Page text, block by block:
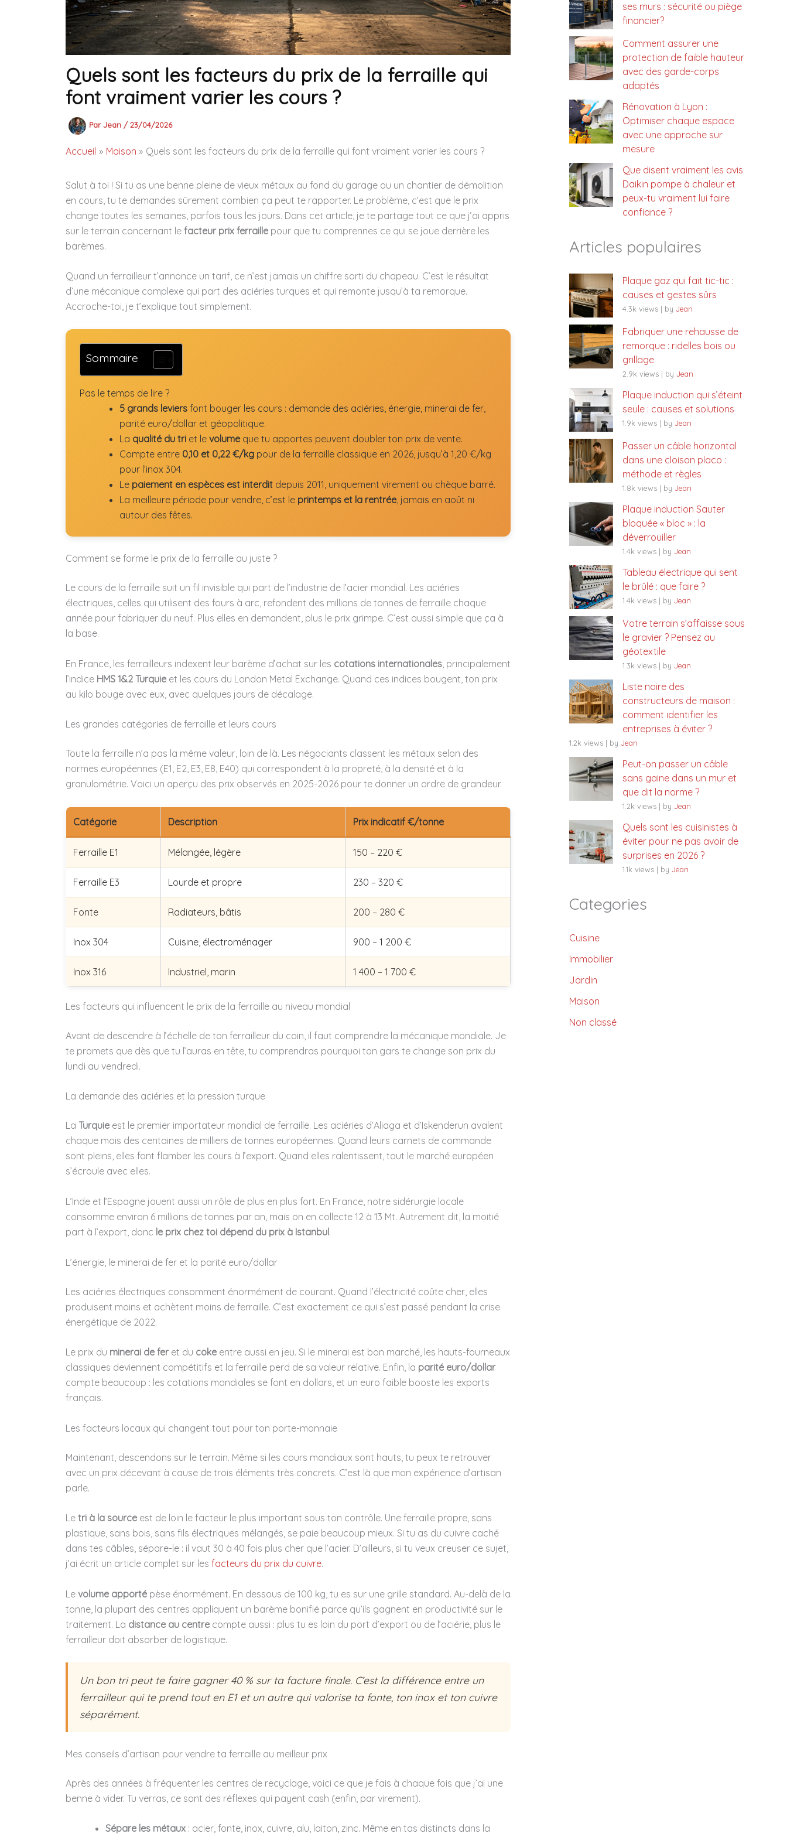
Quels sont les facteurs du prix de la ferraille qui
font vraiment varier les cours ?
ParJean / 23/04/2026
Accueil Maison Quels sont les facteurs du prix de la ferraille qui font vraiment varier les cours ?
Salut à toi ! Si tu as une benne pleine de vieux métaux au fond du garage ou un chantier de démolition
en cours, tu te demandes sûrement combien ça peut te rapporter. Le problème, c’est que le prix
change toutes les semaines, parfois tous les jours. Dans cet article, je te partage tout ce que j’ai appris
sur le terrain concernant le facteur prix ferraille pour que tu comprennes ce qui se joue derrière les
barèmes.
Quand un ferrailleur t’annonce un tarif, ce n’est jamais un chiffre sorti du chapeau. C’est le résultat
d’une mécanique complexe qui part des aciéries turques et qui remonte jusqu’à ta remorque.
Accroche-toi, je t’explique tout simplement.
Sommaire
Pas le temps de lire ?
5 grands leviers font bouger les cours : demande des aciéries, énergie, minerai de fer,
parité euro/dollar et géopolitique.
La qualité du tri et le volume que tu apportes peuvent doubler ton prix de vente.
Compte entre 0,10 et 0,22 €/kg pour de la ferraille classique en 2026, jusqu’à 1,20 €/kg
pour l’inox 304.
Le paiement en espèces est interdit depuis 2011, uniquement virement ou chèque barré.
La meilleure période pour vendre, c’est le printemps et la rentrée, jamais en août ni
autour des fêtes.
Comment se forme le prix de la ferraille au juste ?
Le cours de la ferraille suit un fil invisible qui part de l’industrie de l’acier mondial. Les aciéries
électriques, celles qui utilisent des fours à arc, refondent des millions de tonnes de ferraille chaque
année pour fabriquer du neuf. Plus elles en demandent, plus le prix grimpe. C’est aussi simple que ça à
la base.
En France, les ferrailleurs indexent leur barème d’achat sur les cotations internationales , principalement
l’indice HMS 1&2 Turquie et les cours du London Metal Exchange. Quand ces indices bougent, ton prix
au kilo bouge avec eux, avec quelques jours de décalage.
Les grandes catégories de ferraille et leurs cours
Toute la ferraille n’a pas la même valeur, loin de là. Les négociants classent les métaux selon des
normes européennes (E1, E2, E3, E8, E40) qui correspondent à la propreté, à la densité et à la
granulométrie. Voici un aperçu des prix observés en 2025-2026 pour te donner un ordre de grandeur.
Catégorie Description Prix indicatif €/tonne
Ferraille E1 Mélangée, légère 150 – 220 €
Ferraille E3 Lourde et propre 230 – 320 €
Fonte Radiateurs, bâtis 200 – 280 €
Inox 304 Cuisine, électroménager 900 – 1 200 €
Inox 316 Industriel, marin 1 400 – 1 700 €
Les facteurs qui influencent le prix de la ferraille au niveau mondial
Avant de descendre à l’échelle de ton ferrailleur du coin, il faut comprendre la mécanique mondiale. Je
te promets que dès que tu l’auras en tête, tu comprendras pourquoi ton gars te change son prix du
lundi au vendredi.
La demande des aciéries et la pression turque
La Turquie est le premier importateur mondial de ferraille. Les aciéries d’Aliaga et d’Iskenderun avalent
chaque mois des centaines de milliers de tonnes européennes. Quand leurs carnets de commande
sont pleins, elles font flamber les cours à l’export. Quand elles ralentissent, tout le marché européen
s’écroule avec elles.
L’Inde et l’Espagne jouent aussi un rôle de plus en plus fort. En France, notre sidérurgie locale
consomme environ 6 millions de tonnes par an, mais on en collecte 12 à 13 Mt. Autrement dit, la moitié
part à l’export, donc le prix chez toi dépend du prix à Istanbul.
L’énergie, le minerai de fer et la parité euro/dollar
Les aciéries électriques consomment énormément de courant. Quand l’électricité coûte cher, elles
produisent moins et achètent moins de ferraille. C’est exactement ce qui s’est passé pendant la crise
énergétique de 2022.
Le prix du minerai de feret du coke entre aussi en jeu. Si le minerai est bon marché, les hauts-fourneaux
classiques deviennent compétitifs et la ferraille perd de sa valeur relative. Enfin, la parité euro/dollar
compte beaucoup : les cotations mondiales se font en dollars, et un euro faible booste les exports
français.
Les facteurs locaux qui changent tout pour ton porte-monnaie
Maintenant, descendons sur le terrain. Même si les cours mondiaux sont hauts, tu peux te retrouver
avec un prix décevant à cause de trois éléments très concrets. C’est là que mon expérience d’artisan
parle.
Le tri à la source est de loin le facteur le plus important sous ton contrôle. Une ferraille propre, sans
plastique, sans bois, sans fils électriques mélangés, se paie beaucoup mieux. Si tu as du cuivre caché
dans tes câbles, sépare-le : il vaut 30 à 40 fois plus cher que l’acier. D’ailleurs, si tu veux creuser ce sujet,
j’ai écrit un article complet sur les facteurs du prix du cuivre.
Le volume apporté pèse énormément. En dessous de 100 kg, tu es sur une grille standard. Au-delà de la
tonne, la plupart des centres appliquent un barème bonifié parce qu’ils gagnent en productivité sur le
traitement. La distance au centre compte aussi : plus tu es loin du port d’export ou de l’aciérie, plus le
ferrailleur doit absorber de logistique.
Un bon tri peut te faire gagner 40 % sur ta facture finale. C’est la différence entre un
ferrailleur qui te prend tout en E1 et un autre qui valorise ta fonte, ton inox et ton cuivre
séparément.
Mes conseils d’artisan pour vendre ta ferraille au meilleur prix
Après des années à fréquenter les centres de recyclage, voici ce que je fais à chaque fois que j’ai une
benne à vider. Tu verras, ce sont des réflexes qui payent cash (enfin, par virement).
Sépare les métaux : acier, fonte, inox, cuivre, alu, laiton, zinc. Même en tas distincts dans la
ses murs : sécurité ou piège
financier?
Comment assurer une
protection de faible hauteur
avec des garde-corps
adaptés
Rénovation à Lyon :
Optimiser chaque espace
avec une approche sur
mesure
Que disent vraiment les avis
Daikin pompe à chaleur et
peux-tu vraiment lui faire
confiance ?
Articles populaires
Plaque gaz qui fait tic-tic :
causes et gestes sûrs
4.3k views | by Jean
Fabriquer une rehausse de
remorque : ridelles bois ou
grillage
2.9k views | by Jean
Plaque induction qui s’éteint
seule : causes et solutions
1.9k views | by Jean
Passer un câble horizontal
dans une cloison placo :
méthode et règles
1.8k views | by Jean
Plaque induction Sauter
bloquée « bloc » : la
déverrouiller
1.4k views | by Jean
Tableau électrique qui sent
le brûlé : que faire ?
1.4k views | by Jean
Votre terrain s’affaisse sous
le gravier ? Pensez au
géotextile
1.3k views | by Jean
Liste noire des
constructeurs de maison :
comment identifier les
entreprises à éviter ?
1.2k views | by Jean
Peut-on passer un câble
sans gaine dans un mur et
que dit la norme ?
1.2k views | by Jean
Quels sont les cuisinistes à
éviter pour ne pas avoir de
surprises en 2026 ?
1.1k views | by Jean
Categories
Cuisine
Immobilier
Jardin
Maison
Non classé